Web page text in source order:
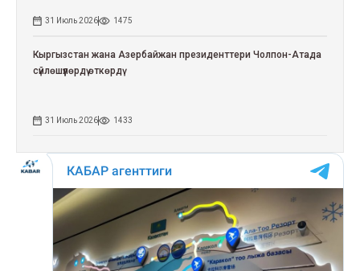
31 Июль 2026 1475
Кыргызстан жана Азербайжан президенттери Чолпон-Атада
сүйлөшүүлөрдү өткөрдү
31 Июль 2026 1433